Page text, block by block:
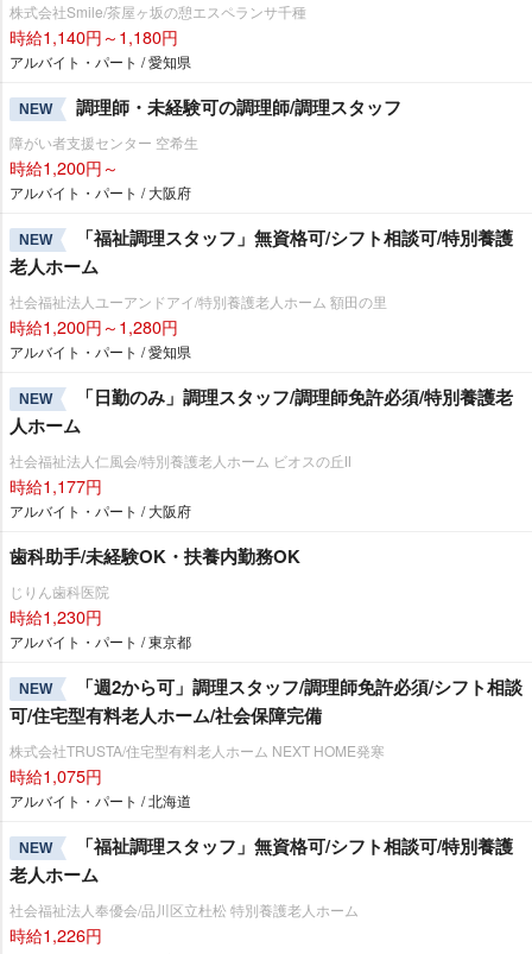
株式会社Smile/茶屋ヶ坂の憩エスペランサ千種
時給1,140円～1,180円
アルバイト・パート / 愛知県
NEW 調理師・未経験可の調理師/調理スタッフ
障がい者支援センター 空希生
時給1,200円～
アルバイト・パート / 大阪府
NEW
「福祉調理スタッフ」無資格可/シフト相談可/特別養護
老人ホーム
社会福祉法人ユーアンドアイ/特別養護老人ホーム 額田の里
時給1,200円～1,280円
アルバイト・パート / 愛知県
NEW
「日勤のみ」調理スタッフ/調理師免許必須/特別養護老
人ホーム
社会福祉法人仁風会/特別養護老人ホーム ビオスの丘Ⅱ
時給1,177円
アルバイト・パート / 大阪府
歯科助手/未経験OK・扶養内勤務OK
じりん歯科医院
時給1,230円
アルバイト・パート / 東京都
NEW
「週2から可」調理スタッフ/調理師免許必須/シフト相談
可/住宅型有料老人ホーム/社会保障完備
株式会社TRUSTA/住宅型有料老人ホーム NEXT HOME発寒
時給1,075円
アルバイト・パート / 北海道
NEW
「福祉調理スタッフ」無資格可/シフト相談可/特別養護
老人ホーム
社会福祉法人奉優会/品川区立杜松 特別養護老人ホーム
時給1,226円